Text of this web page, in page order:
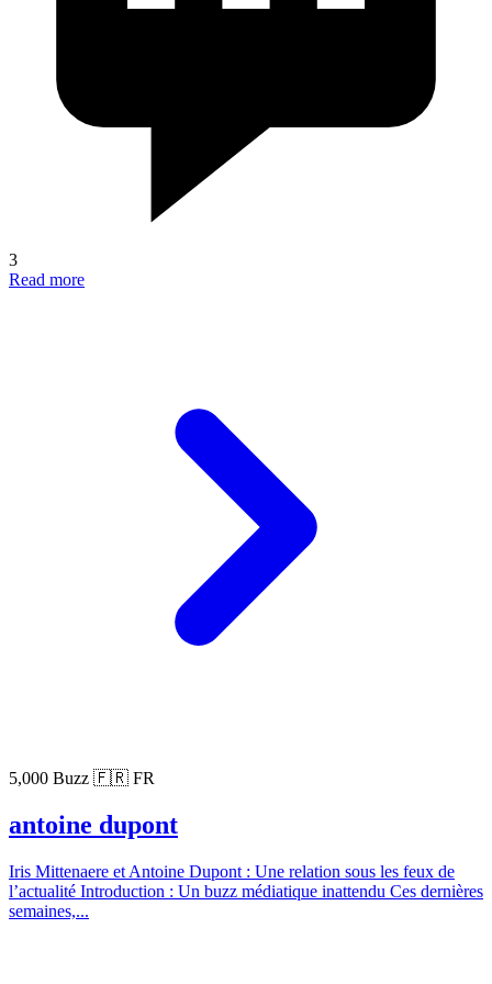
3
Read more
5,000 Buzz 🇫🇷 FR
antoine dupont
Iris Mittenaere et Antoine Dupont : Une relation sous les feux de
l’actualité Introduction : Un buzz médiatique inattendu Ces dernières
semaines,...